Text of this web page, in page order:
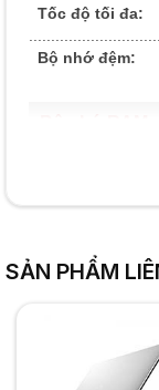
Tốc độ tối đa:
Bộ nhớ đệm:
Tốc độ Ram:
Ổ cứng lưu
SẢN PHẨM